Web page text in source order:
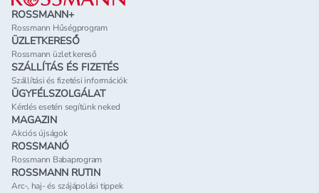
ROSSMANN+
Rossmann Hűségprogram
ÜZLETKERESŐ
Rossmann üzlet kereső
SZÁLLÍTÁS ÉS FIZETÉS
Szállítási és fizetési információk
ÜGYFÉLSZOLGÁLAT
Kérdés esetén segítünk neked
MAGAZIN
Akciós újságok
ROSSMANÓ
Rossmann Babaprogram
ROSSMANN RUTIN
Arc-, haj- és szájápolási tippek